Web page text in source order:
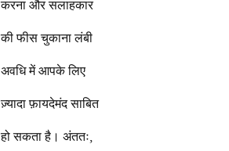
करना और सलाहकार
की फीस चुकाना लंबी
अवधि में आपके लिए
ज़्यादा फ़ायदेमंद साबित
हो सकता है। अंततः,